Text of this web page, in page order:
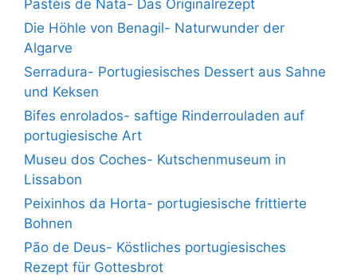
Pastéis de Nata- Das Originalrezept
Die Höhle von Benagil- Naturwunder der
Algarve
Serradura- Portugiesisches Dessert aus Sahne
und Keksen
Bifes enrolados- saftige Rinderrouladen auf
portugiesische Art
Museu dos Coches- Kutschenmuseum in
Lissabon
Peixinhos da Horta- portugiesische frittierte
Bohnen
Pão de Deus- Köstliches portugiesisches
Rezept für Gottesbrot